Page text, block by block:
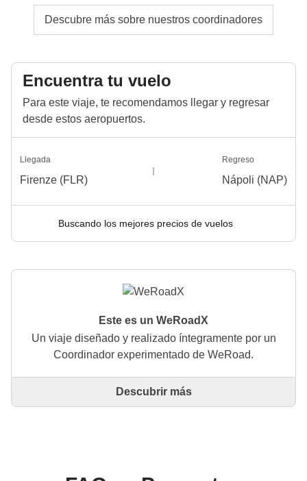
Descubre más sobre nuestros coordinadores
Encuentra tu vuelo
Para este viaje, te recomendamos llegar y regresar
desde estos aeropuertos.
Llegada
Firenze (FLR)
Regreso
Nápoli (NAP)
Buscando los mejores precios de vuelos
Este es un WeRoadX
Un viaje diseñado y realizado íntegramente por un
Coordinador experimentado de WeRoad.
Este es un viaje diseñado y realizado íntegramente
WeRoad puedes reservar el viaje y gestionarlo en tu
Descubrir más